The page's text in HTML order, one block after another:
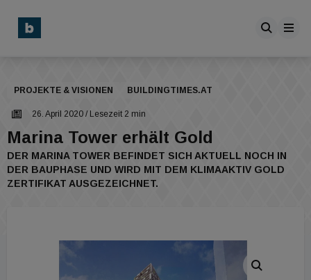
PROJEKTE & VISIONEN BUILDINGTIMES.AT
26. April 2020 / Lesezeit 2 min
Marina Tower erhält Gold
DER MARINA TOWER BEFINDET SICH AKTUELL NOCH IN
DER BAUPHASE UND WIRD MIT DEM KLIMAAKTIV GOLD
ZERTIFIKAT AUSGEZEICHNET.